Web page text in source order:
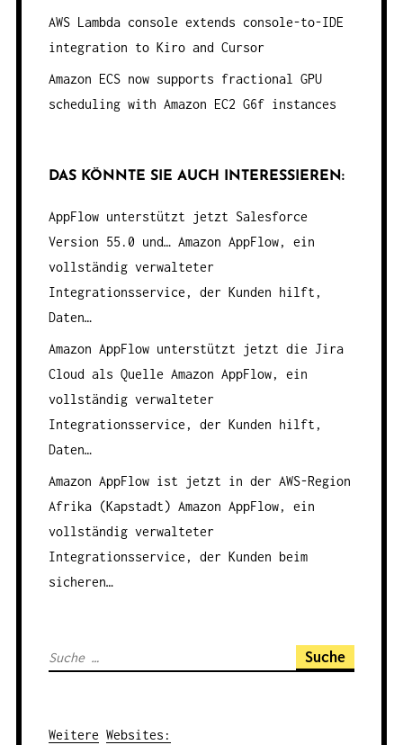
AWS Lambda console extends console-to-IDE
integration to Kiro and Cursor
Amazon ECS now supports fractional GPU
scheduling with Amazon EC2 G6f instances
DAS KÖNNTE SIE AUCH INTERESSIEREN:
AppFlow unterstützt jetzt Salesforce
Version 55.0 und…Amazon AppFlow, ein
vollständig verwalteter
Integrationsservice, der Kunden hilft,
Daten…
Amazon AppFlow unterstützt jetzt die Jira
Cloud als Quelle Amazon AppFlow, ein
vollständig verwalteter
Integrationsservice, der Kunden hilft,
Daten…
Amazon AppFlow ist jetzt in der AWS-Region
Afrika (Kapstadt) Amazon AppFlow, ein
vollständig verwalteter
Integrationsservice, der Kunden beim
sicheren…
S
h
Weitere Websites :